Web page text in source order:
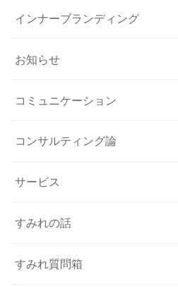
インナーブランディング
お知らせ
コミュニケーション
コンサルティング論
サービス
すみれの話
すみれ質問箱